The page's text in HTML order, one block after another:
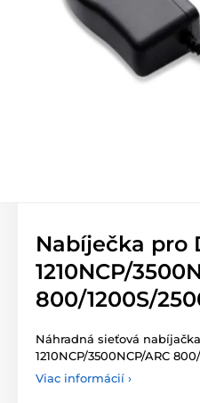
Nabíječka pro
1210NCP/
800/1200S/
Náhradná sieťová
1210NCP/3500NCP/ARC
Viac informácií ›